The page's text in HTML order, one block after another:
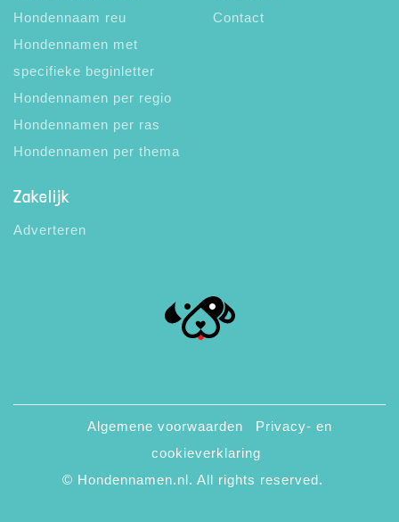
Hondennaam reu
Hondennamen met
specifieke beginletter
Hondennamen per regio
Hondennamen per ras
Hondennamen per thema
Contact
Zakelijk
Adverteren
© Hondennamen.nl. All rights reserved.
Algemene voorwaarden
Privacy- en
cookieverklaring